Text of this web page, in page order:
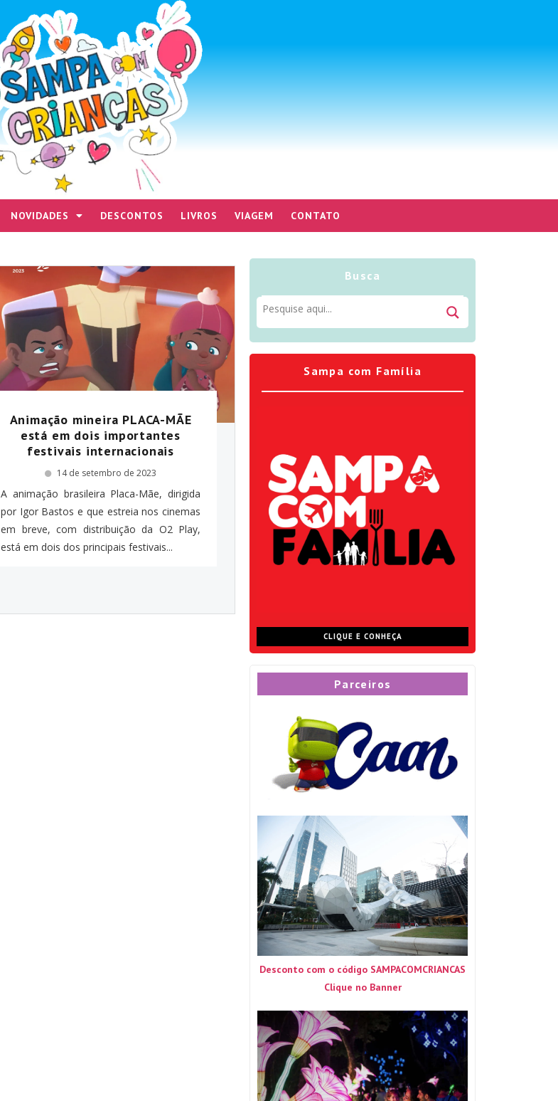
NOVIDADES DESCONTOS LIVROS VIAGEM CONTATO
Animação mineira PLACA-MÃE
está em dois importantes
festivais internacionais
14 de setembro de 2023
A animação brasileira Placa-Mãe, dirigida
por Igor Bastos e que estreia nos cinemas
em breve, com distribuição da O2 Play,
está em dois dos principais festivais...
Busca
Sampa com Família
CLIQUE E CONHEÇA
Parceiros
Desconto com o código SAMPACOMCRIANCAS
Clique no Banner